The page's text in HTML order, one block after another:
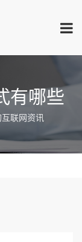
有哪些
联网资讯